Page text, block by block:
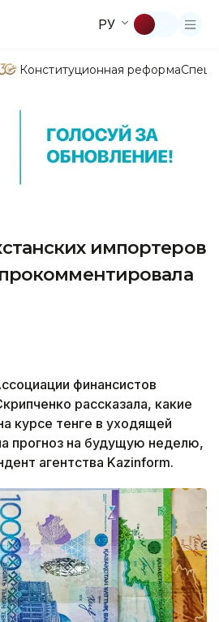
РУ
Конституционная реформа
импортеров
финансистов
рассказала, какие
курсе тенге в уходящей
прогноз на будущую неделю,
агентства Kazinform.